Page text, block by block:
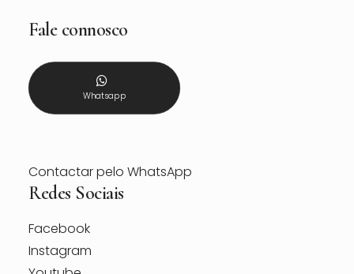
Fale connosco
Whatsapp
Contactar pelo WhatsApp
Redes Sociais
Facebook
Instagram